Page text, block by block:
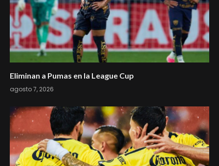
Eliminan a Pumas en la League Cup
agosto 7, 2026